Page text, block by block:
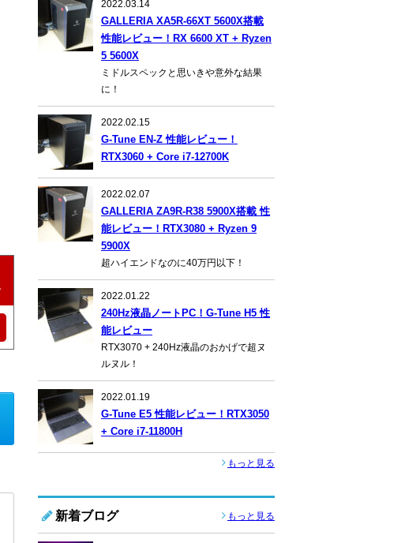
2022.03.14
GALLERIA XA5R-66XT 5600X搭載
性能レビュー！RX 6600 XT + Ryzen
5 5600X
ミドルスペックと思いきや意外な結果
に！
2022.02.15
G-Tune EN-Z 性能レビュー！
RTX3060 + Core i7-12700K
2022.02.07
GALLERIA ZA9R-R38 5900X搭載 性
能レビュー！RTX3080 + Ryzen 9
5900X
超ハイエンドなのに40万円以下！
2022.01.22
240Hz液晶ノートPC！G-Tune H5 性
能レビュー
RTX3070 + 240Hz液晶のおかげで超ヌ
ルヌル！
2022.01.19
G-Tune E5 性能レビュー！RTX3050
+ Core i7-11800H
もっと見る
新着ブログ もっと見る